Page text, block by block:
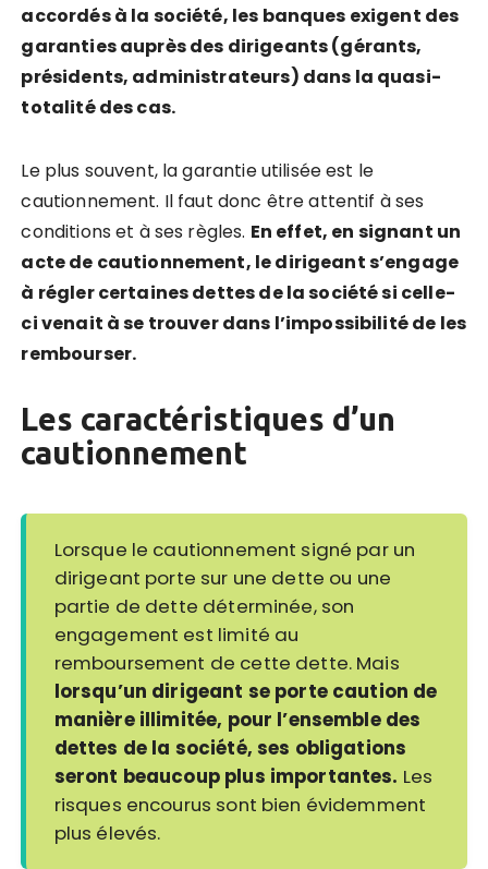
accordés à la société, les banques exigent des
garanties auprès des dirigeants (gérants,
présidents, administrateurs) dans la quasi-
totalité des cas.
Le plus souvent, la garantie utilisée est le
cautionnement. Il faut donc être attentif à ses
conditions et à ses règles. En effet, en signant un
acte de cautionnement, le dirigeant s’engage
à régler certaines dettes de la société si celle-
ci venait à se trouver dans l’impossibilité de les
rembourser.
Les caractéristiques d’un
cautionnement
Lorsque le cautionnement signé par un
dirigeant porte sur une dette ou une
partie de dette déterminée, son
engagement est limité au
remboursement de cette dette. Mais
lorsqu’un dirigeant se porte caution de
manière illimitée, pour l’ensemble des
dettes de la société, ses obligations
seront beaucoup plus importantes. Les
risques encourus sont bien évidemment
plus élevés.